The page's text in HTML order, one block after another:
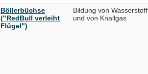
Böllerbüchse
("RedBull verleiht
Flügel")
Bildung von Wasserstoff
und von Knallgas